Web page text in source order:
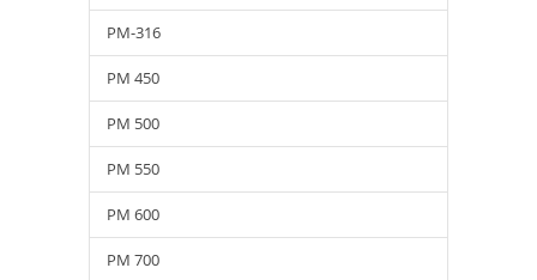
PM-316
PM 450
PM 500
PM 550
PM 600
PM 700